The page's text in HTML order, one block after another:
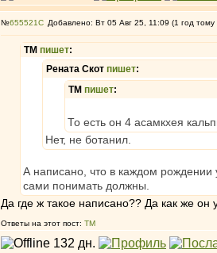
№655521 Добавлено: Вт 05 Авг 25, 11:09 (1 год тому
ТМ пишет:
Рената Скот пишет:
ТМ пишет:
То есть он 4 асамкхея
Нет, не ботанил.
А написано, что в каждом рождении
сами понимать должны.
Да где ж такое написано?? Да как же
Ответы на этот пост: ТМ